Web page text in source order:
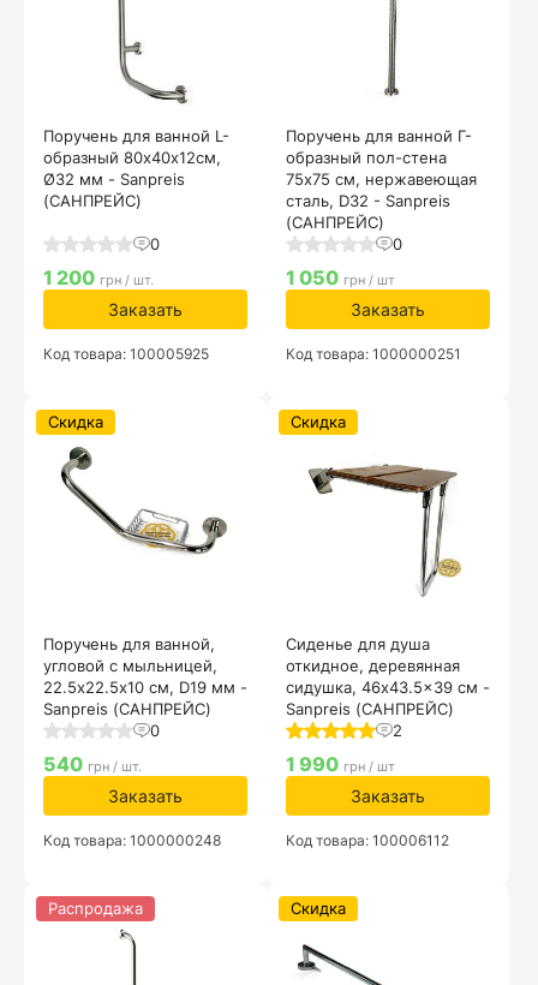
Поручень для ванной L-
образный 80х40х12см,
Ø32 мм - Sanpreis
(САНПРЕЙС)
0
1 200 грн / шт.
Заказать
Код товара: 100005925
Поручень для ванной Г-
образный пол-стена
75х75 см, нержавеющая
сталь, D32 - Sanpreis
(САНПРЕЙС)
0
1 050 грн / шт
Заказать
Код товара: 1000000251
Поручень для ванной,
угловой с мыльницей,
22.5х22.5x10 см, D19 мм -
Sanpreis (САНПРЕЙС)
0
Скидка
540 грн / шт.
Заказать
Код товара: 1000000248
Сиденье для душа
откидное, деревянная
сидушка, 46x43.5x39 см -
Sanpreis (САНПРЕЙС)
2
Скидка
1 990 грн / шт
Заказать
Код товара: 100006112
Распродажа Скидка